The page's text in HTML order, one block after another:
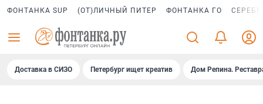
ФОНТАНКА SUP (ОТ)ЛИЧНЫЙ ПИТЕР ФОНТАНКА ГО
Доставка в СИЗО Петербург ищет креатив Дом Репина.